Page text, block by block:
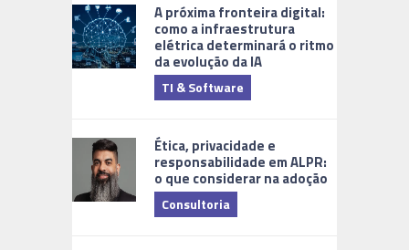
A próxima fronteira digital:
como a infraestrutura
elétrica determinará o ritmo
da evolução da IA
TI & Software
Ética, privacidade e
responsabilidade em ALPR:
o que considerar na adoção
Consultoria